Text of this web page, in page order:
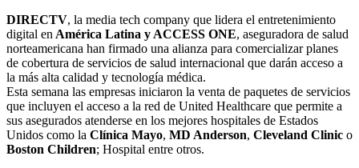
DIRECTV, la media tech company que lidera el entretenimiento
digital en América Latina y ACCESS ONE, aseguradora de salud
norteamericana han firmado una alianza para comercializar planes
de cobertura de servicios de salud internacional que darán acceso a
la más alta calidad y tecnología médica.
Esta semana las empresas iniciaron la venta de paquetes de servicios
que incluyen el acceso a la red de United Healthcare que permite a
sus asegurados atenderse en los mejores hospitales de Estados
Unidos como la Clínica Mayo, MD Anderson, Cleveland Clinic o
Boston Children; Hospital entre otros.